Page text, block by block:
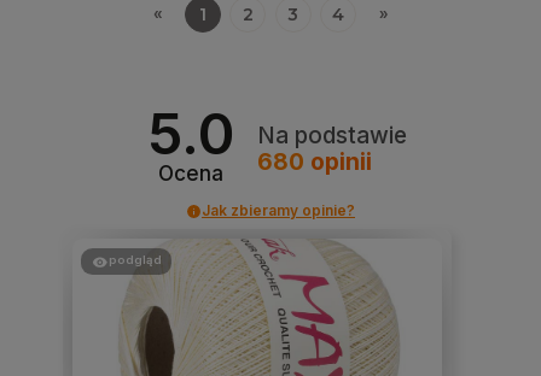
« 1 2 3 4 »
5.0
Ocena
Na podstawie
680 opinii
Jak zbieramy opinie?
podgląd